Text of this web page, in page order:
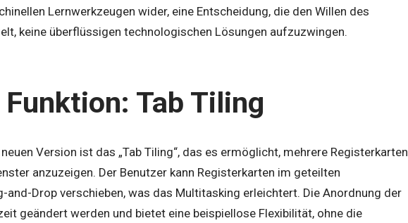
Lernwerkzeugen wider, eine Entscheidung, die den Willen des
keine überflüssigen technologischen Lösungen aufzuzwingen.
Tab Tiling
Version ist das „Tab Tiling“, das es ermöglicht, mehrere Registerkarten
anzuzeigen. Der Benutzer kann Registerkarten im geteilten
and-Drop verschieben, was das Multitasking erleichtert. Die Anordnung der
geändert werden und bietet eine beispiellose Flexibilität, ohne die